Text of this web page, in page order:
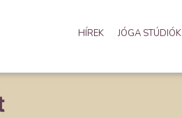
HÍREK JÓGA STÚDIÓK